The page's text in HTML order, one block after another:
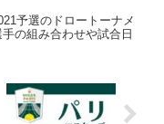
予選のドロートーナメ
の組み合わせや試合日